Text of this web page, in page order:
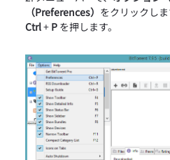
（Preferences） をクリックし
Ctrl+ P を押します。